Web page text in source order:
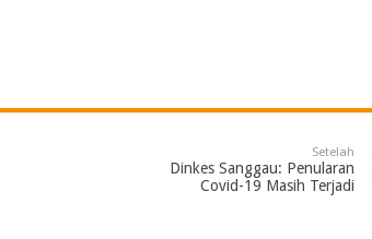
Setelah
Dinkes Sanggau: Penularan
Covid-19 Masih Terjadi